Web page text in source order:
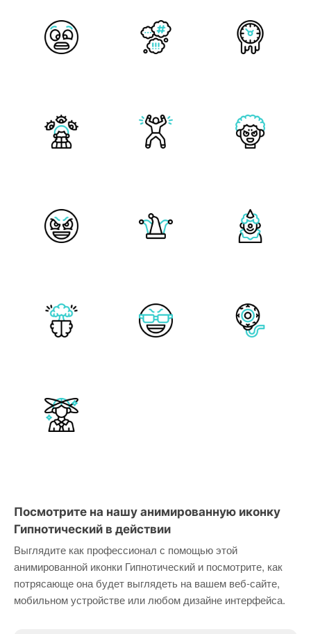
Посмотрите на нашу анимированную иконку
Гипнотический в действии
Выглядите как профессионал с помощью этой
анимированной иконки Гипнотический и посмотрите, как
потрясающе она будет выглядеть на вашем веб-сайте,
мобильном устройстве или любом дизайне интерфейса.